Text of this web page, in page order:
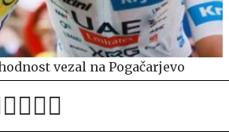
vezal na Pogačarjevo